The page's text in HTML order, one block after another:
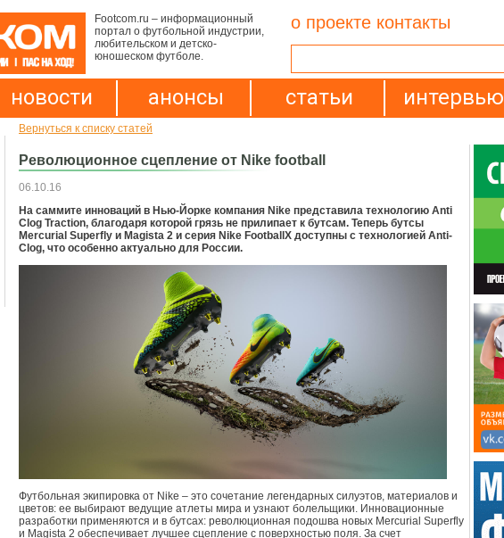
Footcom.ru – информационный
портал о футбольной индустрии,
любительском и детско-
юношеском футболе.
о проекте контакты
новости анонсы статьи интервью
Вернуться к списку статей
Революционное сцепление от Nike football
06.10.16
На саммите инноваций в Нью-Йорке компания Nike представила технологию Anti
Clog Traction, благодаря которой грязь не прилипает к бутсам. Теперь бутсы
Mercurial Superfly и Magista 2 и серия Nike FootballX доступны с технологией Anti-
Clog, что особенно актуально для России.
Футбольная экипировка от Nike – это сочетание легендарных силуэтов, материалов и
цветов: ее выбирают ведущие атлеты мира и узнают болельщики. Инновационные
разработки применяются и в бутсах: революционная подошва новых Mercurial Superfly
и Magista 2 обеспечивает лучшее сцепление с поверхностью поля. За счет